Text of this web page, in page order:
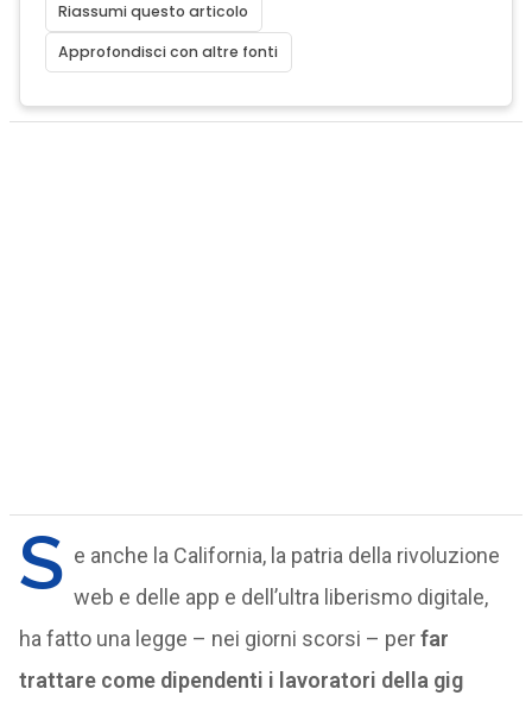
Riassumi questo articolo
Approfondisci con altre fonti
S e anche la California, la patria della rivoluzione
web e delle app e dell’ultra liberismo digitale,
ha fatto una legge – nei giorni scorsi – perfar
trattare come dipendenti i lavoratori della gig